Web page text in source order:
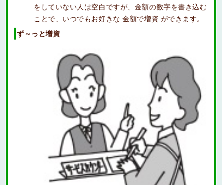
をしていない人は空白ですが、金額の数字を書き込む
ことで、いつでもお好きな 金額で増資 ができます。
ず～っと増資